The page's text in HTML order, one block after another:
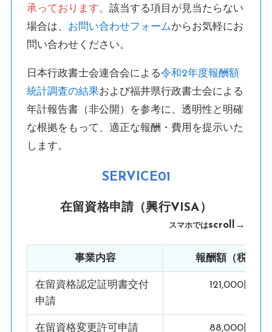
承っております。該当する項目が見当たらない
場合は、 お問い合わせフォームからお気軽にお
問い合わせください。
日本行政書士会連合会による令和2年度報酬額
統計調査の結果および福井県行政書士会による
年計報告書（非公開）を参考に、透明性と明確
な根拠をもって、適正な報酬・費用を提示いた
します。
SERVICE01
在留資格申請（興行VISA）
スマホではscroll→
事業内容 報酬額（税込）
在留資格認定証明書交付
申請
121,000円
在留資格変更許可申請 88,000円